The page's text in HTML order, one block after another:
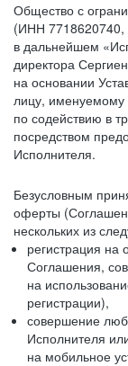
Общество с
(ИНН
в дальнейшем
директора
на основании
лицу, именуемому
по содействию в
посредством
Исполнителя.
Безусловным
оферты
нескольких из
регистрация на
Соглашения,
на
регистрации),
совершение
Исполнителя
на мобильное